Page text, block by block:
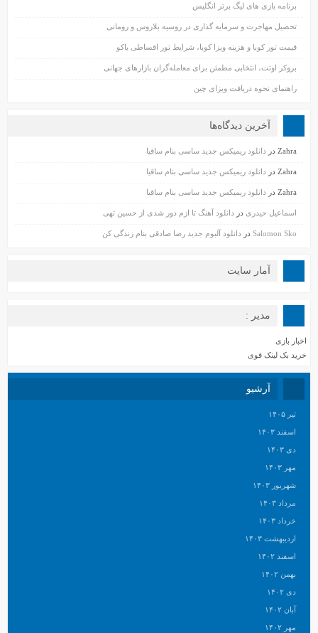
برنامه بازی های لیگ برتر انگلیس
تحصیل مهاجرت و سرمایه گذاری در روسیه بلاروس و رومانی
قیمت تور کوبا و هزینه ویزا کوبا، شرایط تور اقساطی باکو
بروکر اوتت، انتخابی مطمئن برای معامله‌گران بازارهای جهانی
راهنمای نحوه دریافت ویزای چین
آخرین دیدگاه‌ها
Zahra در دانلود ریمیکس جدید ساسی بنام ساقیا
Zahra در دانلود ریمیکس جدید ساسی بنام ساقیا
Zahra در دانلود ریمیکس جدید ساسی بنام ساقیا
اسماعیل حیدری در دانلود آهنگ تا ازم دور شدی از حسین تهی
Salomon Sko در دانلود آلبوم جدید رضا صادقی بنام زندگی کن
آمار سایت
مدیر :
اخبار بازی
خرید بک لینک قوی
آرشیو
تیر ۱۴۰۵
اسفند ۱۴۰۳
دی ۱۴۰۳
مهر ۱۴۰۳
شهریور ۱۴۰۳
مرداد ۱۴۰۳
خرداد ۱۴۰۳
اردیبهشت ۱۴۰۳
اسفند ۱۴۰۲
بهمن ۱۴۰۲
دی ۱۴۰۲
آبان ۱۴۰۲
مهر ۱۴۰۲